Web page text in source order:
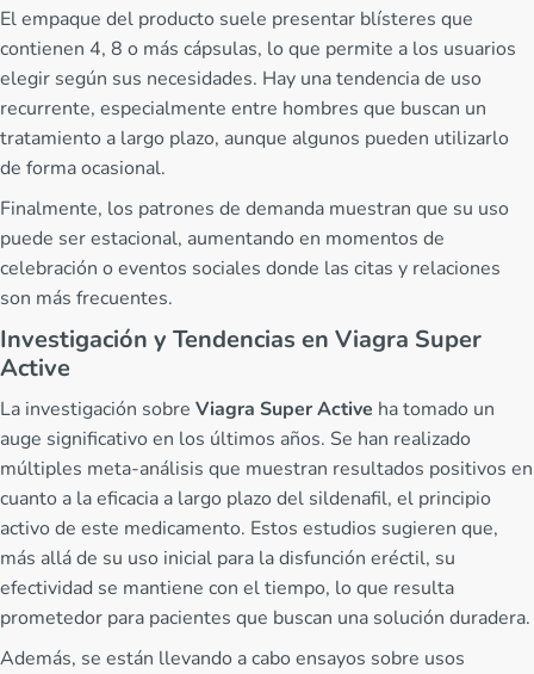
El empaque del producto suele presentar blísteres que
contienen 4, 8 o más cápsulas, lo que permite a los usuarios
elegir según sus necesidades. Hay una tendencia de uso
recurrente, especialmente entre hombres que buscan un
tratamiento a largo plazo, aunque algunos pueden utilizarlo
de forma ocasional.
Finalmente, los patrones de demanda muestran que su uso
puede ser estacional, aumentando en momentos de
celebración o eventos sociales donde las citas y relaciones
son más frecuentes.
Investigación y Tendencias en Viagra Super
Active
La investigación sobre Viagra Super Active ha tomado un
auge significativo en los últimos años. Se han realizado
múltiples meta-análisis que muestran resultados positivos en
cuanto a la eficacia a largo plazo del sildenafil, el principio
activo de este medicamento. Estos estudios sugieren que,
más allá de su uso inicial para la disfunción eréctil, su
efectividad se mantiene con el tiempo, lo que resulta
prometedor para pacientes que buscan una solución duradera.
Además, se están llevando a cabo ensayos sobre usos